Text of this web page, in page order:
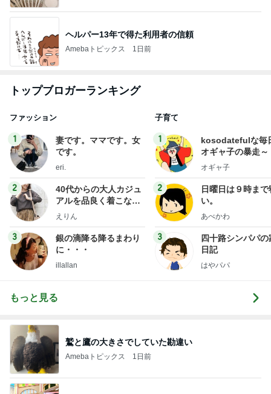
ヘルパー13年で得た利用者の信頼
Amebaトピックス 1日前
トップブロガーランキング
ファッション
1
妻です。ママです。女
です。
eri.
2
40代からの大人カジュ
アルを品良く着こなす
ファッションブログ
えりん
3
銀の滴降る降るまわり
に・・・
illallan
子育て
1
kosodatefulな毎
オギャ子の暴走～
オギャ子
2
日曜日は９時まで
い。
あべかわ
3
四十路シンパパの
日記
はやパパ
もっと見る
鷲と鷹の大きさでしていた勘違い
Amebaトピックス 1日前